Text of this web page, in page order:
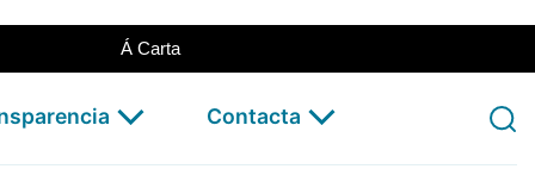
Á Carta
Contacta